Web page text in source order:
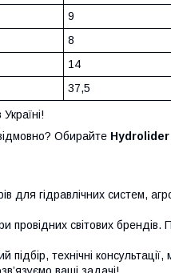
9
8
14
37,5
Обирайте Hydrolider
для гідравлічних систем,
провідних світових брендів.
підбір, технічні консультації,